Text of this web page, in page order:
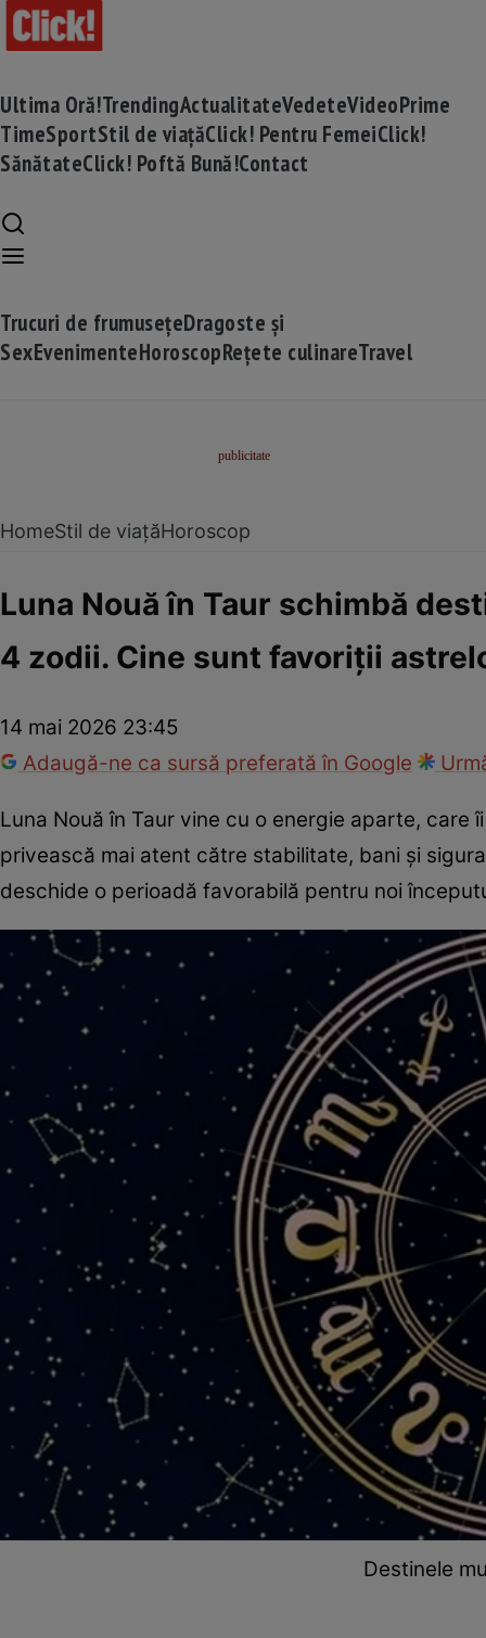
Ultima Oră!TrendingActualitateVedeteVideoPrime
TimeSportStil de viațăClick! Pentru FemeiClick!
SănătateClick! Poftă Bună!Contact
Trucuri de frumusețeDragoste și
SexEvenimenteHoroscopRețete culinareTravel
HomeStil de viațăHoroscop
Luna Nouă în Taur schimbă
4 zodii. Cine sunt favoriții
14 mai 2026 23:45
Adaugă-ne ca sursă preferată în Google
Luna Nouă în Taur vine cu o energie aparte, care
privească mai atent către stabilitate, bani și
deschide o perioadă favorabilă pentru noi
Destinele